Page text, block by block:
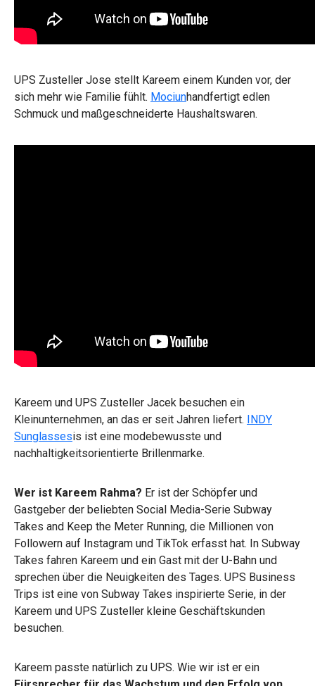
UPS Zusteller Jose stellt Kareem einem Kunden vor, der
sich mehr wie Familie fühlt. Mociunhandfertigt edlen
Schmuck und maßgeschneiderte Haushaltswaren.
Kareem und UPS Zusteller Jacek besuchen ein
Kleinunternehmen, an das er seit Jahren liefert. INDY
Sunglassesis ist eine modebewusste und
nachhaltigkeitsorientierte Brillenmarke.
Wer ist Kareem Rahma? Er ist der Schöpfer und
Gastgeber der beliebten Social Media-Serie Subway
Takes and Keep the Meter Running, die Millionen von
Followern auf Instagram und TikTok erfasst hat. In Subway
Takes fahren Kareem und ein Gast mit der U-Bahn und
sprechen über die Neuigkeiten des Tages. UPS Business
Trips ist eine von Subway Takes inspirierte Serie, in der
Kareem und UPS Zusteller kleine Geschäftskunden
besuchen.
Kareem passte natürlich zu UPS. Wie wir ist er ein